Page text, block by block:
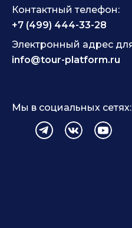
Контактный телефон:
+7 (499) 444-33-28
Электронный адрес
info@tour-platform.ru
Мы в социальных сетях: